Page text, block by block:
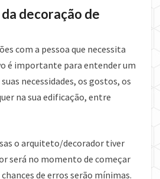
decoração de
com a pessoa que necessita
é importante para entender um
necessidades, os gostos, os
na sua edificação, entre
o arquiteto/decorador tiver
será no momento de começar
de erros serão mínimas.